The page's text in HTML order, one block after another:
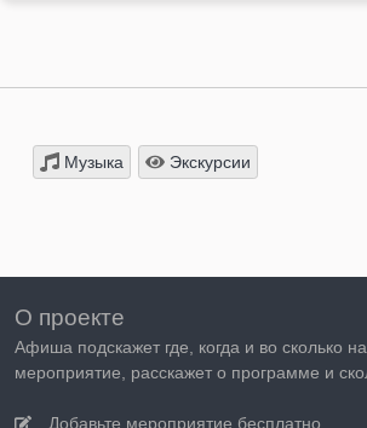
Музыка Экскурсии
О проекте
Афиша подскажет где, когда и во сколько
мероприятие, расскажет о программе и
Добавьте мероприятие бесплатно